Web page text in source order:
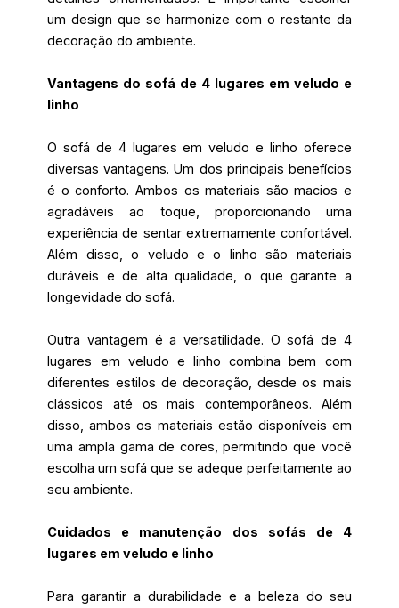
um design que se harmonize com o restante da
decoração do ambiente.
Vantagens do sofá de 4 lugares em veludo e
linho
O sofá de 4 lugares em veludo e linho oferece
diversas vantagens. Um dos principais benefícios
é o conforto. Ambos os materiais são macios e
agradáveis ao toque, proporcionando uma
experiência de sentar extremamente confortável.
Além disso, o veludo e o linho são materiais
duráveis e de alta qualidade, o que garante a
longevidade do sofá.
Outra vantagem é a versatilidade. O sofá de 4
lugares em veludo e linho combina bem com
diferentes estilos de decoração, desde os mais
clássicos até os mais contemporâneos. Além
disso, ambos os materiais estão disponíveis em
uma ampla gama de cores, permitindo que você
escolha um sofá que se adeque perfeitamente ao
seu ambiente.
Cuidados e manutenção dos sofás de 4
lugares em veludo e linho
Para garantir a durabilidade e a beleza do seu